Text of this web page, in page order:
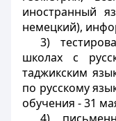
иностранный
немецкий),
3)
школах с
таджикским
по русскому
обучения - 31